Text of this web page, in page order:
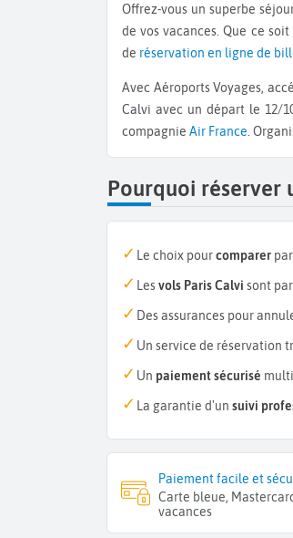
Offrez-vous un superbe
de vos vacances. Que ce
de réservation en ligne de
Avec Aéroports Voyages,
Calvi avec un départ le 12/
compagnie Air France .
Pourquoi réserver
Le choix pourcomparer
Lesvols Paris Calvi sont
Des assurances pour
Un service de réservation
Un paiement sécurisé
La garantie d'un suivi
Paiement facile et
Carte bleue,
vacances